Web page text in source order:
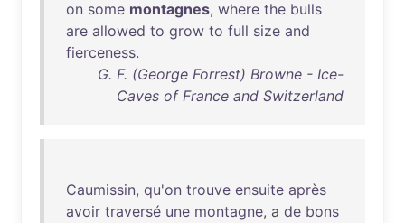
on some montagnes, where the bulls
are allowed to grow to full size and
fierceness.
G. F. (George Forrest) Browne - Ice-
Caves of France and Switzerland
Caumissin, qu'on trouve ensuite après
avoir traversé une montagne, a de bons